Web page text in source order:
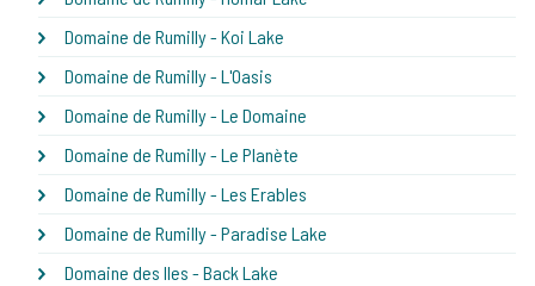
Domaine de Rumilly - Koi Lake
Domaine de Rumilly - L'Oasis
Domaine de Rumilly - Le Domaine
Domaine de Rumilly - Le Planète
Domaine de Rumilly - Les Erables
Domaine de Rumilly - Paradise Lake
Domaine des Iles - Back Lake